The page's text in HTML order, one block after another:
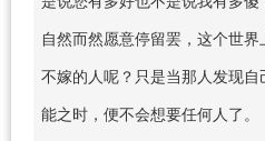
自然而然愿意停留罢，这个世
不嫁的人呢？只是当那人发现
能之时，便不会想要任何人了。